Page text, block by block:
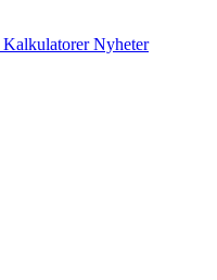
KalkulatorerNyheter